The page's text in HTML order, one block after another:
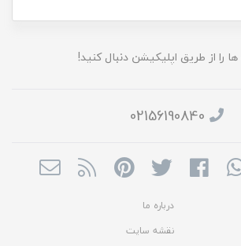
را از طریق اپلیکیشن دنبال کنید!
02156190840
درباره ما
نقشه سایت